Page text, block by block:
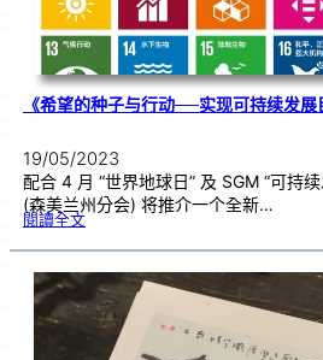
《希望的种子与行动──实现可持续发
19/05/2023
配合 4 月 “世界地球日” 及 SGM “可持
(森美兰州分会) 将推介一个全新…
閱讀全文:《
的
子
与
行
动
─
─实
可持